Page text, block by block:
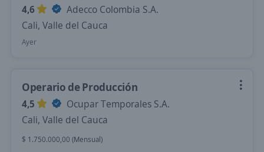
4,6
Adecco Colombia S.A.
Cali, Valle del Cauca
Ayer
Operario de Producción
4,5
Ocupar Temporales S.A.
Cali, Valle del Cauca
$ 1.750.000,00 (Mensual)